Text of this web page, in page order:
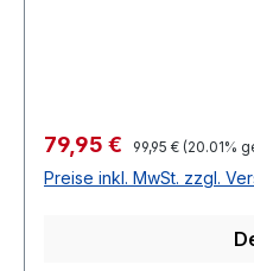
Verkaufspreis:
79,95 € Regulärer Preis:
99,95 € (20.01%
Preise inkl. MwSt. zzgl.